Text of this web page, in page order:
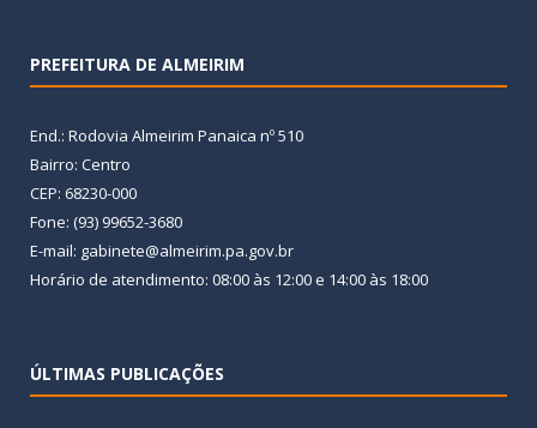
PREFEITURA DE ALMEIRIM
End.: Rodovia Almeirim Panaica nº 510
Bairro: Centro
CEP: 68230-000
Fone: (93) 99652-3680
E-mail: gabinete@almeirim.pa.gov.br
Horário de atendimento: 08:00 às 12:00 e 14:00 às 18:00
ÚLTIMAS PUBLICAÇÕES